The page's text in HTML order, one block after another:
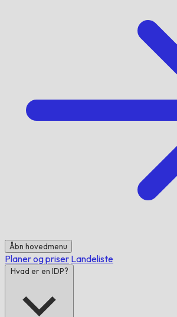
Åbn hovedmenu
Planer og priser Landeliste
Hvad er en IDP?